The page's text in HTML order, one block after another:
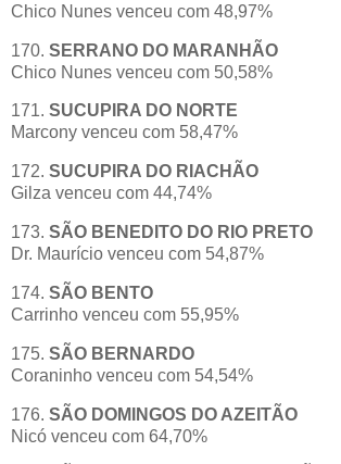
Chico Nunes venceu com 48,97%
170. SERRANO DO MARANHÃO
Chico Nunes venceu com 50,58%
171. SUCUPIRA DO NORTE
Marcony venceu com 58,47%
172. SUCUPIRA DO RIACHÃO
Gilza venceu com 44,74%
173. SÃO BENEDITO DO RIO PRETO
Dr. Maurício venceu com 54,87%
174. SÃO BENTO
Carrinho venceu com 55,95%
175. SÃO BERNARDO
Coraninho venceu com 54,54%
176. SÃO DOMINGOS DO AZEITÃO
Nicó venceu com 64,70%